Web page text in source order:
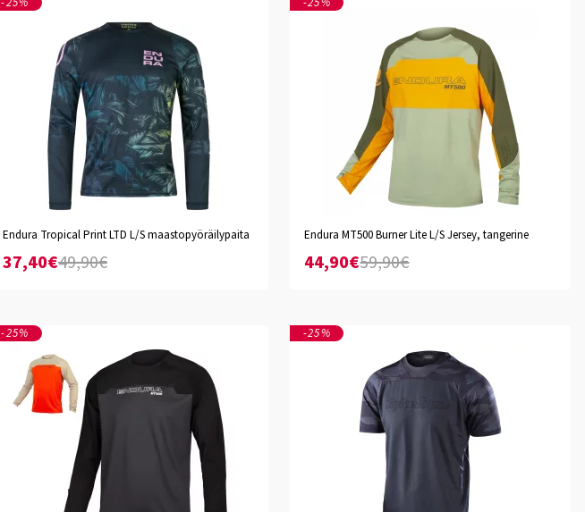
S M L XL XXL
Endura Tropical Print LTD L/S maastopyöräilypaita
37,40€49,90€
S M L XL XXL
Endura MT500 Burner Lite L/S Jersey, tangerine
44,90€59,90€
-25% -25%